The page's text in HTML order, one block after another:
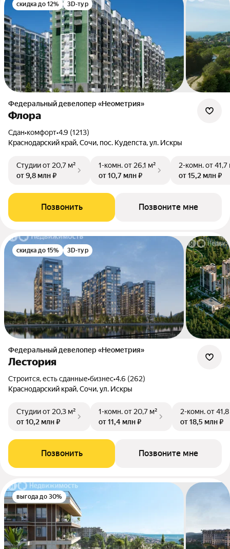
скидка до 12% 3D-тур
Федеральный девелопер «Неометрия»
Флора
Сдан•комфорт•4.9 (1213)
Краснодарский край, Сочи, пос. Кудепста, ул. Искры
Студииот 20,7 м²
от 9,8 млн ₽
1-комн.от 26,1 м²
от 10,7 млн ₽
2-комн.от 41,7
от 15,2 млн ₽
Позвонить Позвоните мне
скидка до 15% 3D-тур
Федеральный девелопер «Неометрия»
Лестория
Строится, есть сданные•бизнес•4.6 (262)
Краснодарский край, Сочи, ул. Искры
Студииот 20,3 м²
от 10,2 млн ₽
1-комн.от 20,7 м²
от 11,4 млн ₽
2-комн.от
от 18,5 млн ₽
Позвонить Позвоните мне
выгода до 30%